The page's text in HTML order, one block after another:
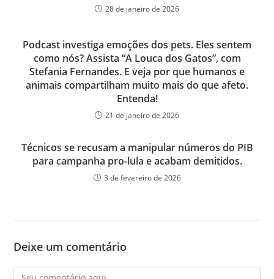
28 de janeiro de 2026
Podcast investiga emoções dos pets. Eles sentem
como nós? Assista “A Louca dos Gatos”, com
Stefania Fernandes. E veja por que humanos e
animais compartilham muito mais do que afeto.
Entenda!
21 de janeiro de 2026
Técnicos se recusam a manipular números do PIB
para campanha pro-lula e acabam demitidos.
3 de fevereiro de 2026
Deixe um comentário
Comentário